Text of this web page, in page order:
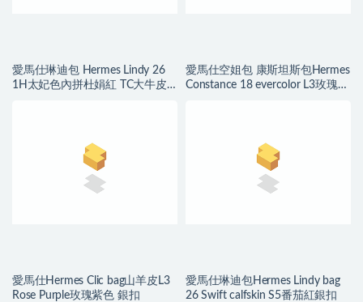
愛馬仕琳迪包 Hermes Lindy 26
1H太妃色內拼杜娟紅 TC大牛皮
愛馬仕空姐包 康斯坦斯包Hermes
Constance 18 evercolor L3玫瑰紫
愛馬仕Hermes Clic bag山羊皮L3
Rose Purple玫瑰紫色 銀扣
愛馬仕琳迪包Hermes Lindy bag
26 Swift calfskin S5番茄紅銀扣